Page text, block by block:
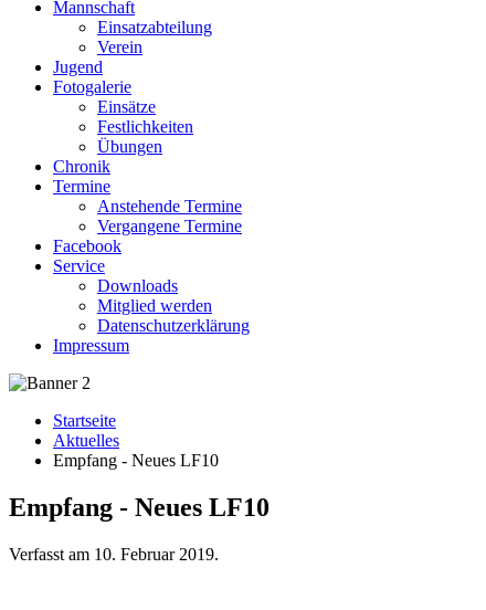
Mannschaft
Einsatzabteilung
Verein
Jugend
Fotogalerie
Einsätze
Festlichkeiten
Übungen
Chronik
Termine
Anstehende Termine
Vergangene Termine
Facebook
Service
Downloads
Mitglied werden
Datenschutzerklärung
Impressum
Startseite
Aktuelles
Empfang - Neues LF10
Empfang - Neues LF10
Verfasst am 10. Februar 2019.